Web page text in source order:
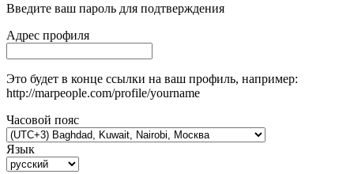
Введите ваш пароль для подтверждения
Адрес профиля
Это будет в конце ссылки на ваш профиль, например:
http://marpeople.com/profile/yourname
Часовой пояс
Язык